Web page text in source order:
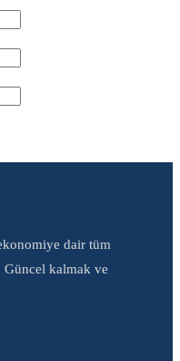
dair tüm
Güncel kalmak ve